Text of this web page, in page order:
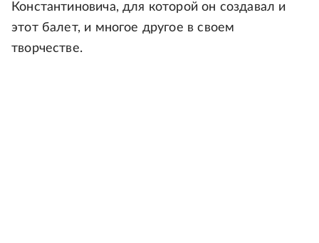
Константиновича, для которой он создавал и
этот балет, и многое другое в своем
творчестве.